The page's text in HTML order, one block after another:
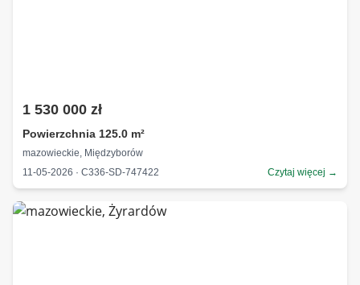
1 530 000 zł
Powierzchnia 125.0 m²
mazowieckie, Międzyborów
11-05-2026 · C336-SD-747422
Czytaj więcej →